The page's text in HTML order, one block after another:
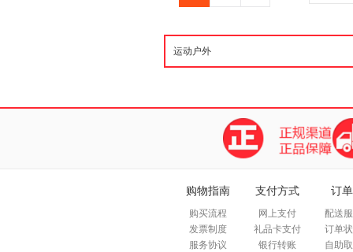
购物指南
购买流程
发票制度
服务协议
支付方式
网上支付
礼品卡支付
银行转账
订
配送
订单
自助